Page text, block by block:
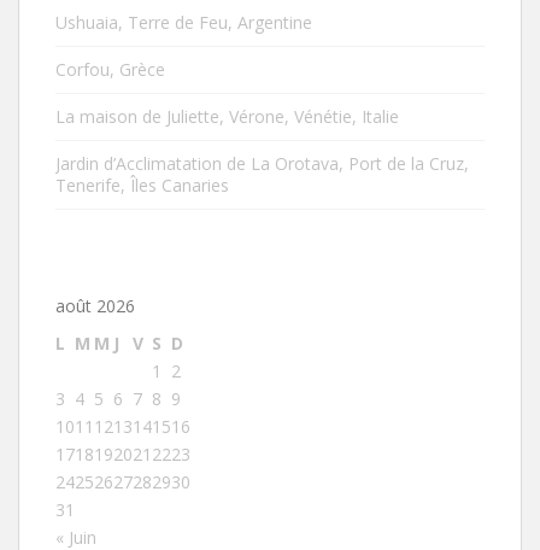
Ushuaia, Terre de Feu, Argentine
Corfou, Grèce
La maison de Juliette, Vérone, Vénétie, Italie
Jardin d’Acclimatation de La Orotava, Port de la Cruz,
Tenerife, Îles Canaries
août 2026
L M M J V S D
1
2
3 4 5 6 7 8 9
1011 1213141516
1718192021 2223
24252627282930
31
« Juin